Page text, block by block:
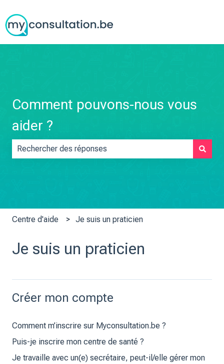
Comment pouvons-nous vous
aider ?
Centre d'aide Je suis un praticien
Je suis un praticien
Créer mon compte
Comment m’inscrire sur Myconsultation.be ?
Puis-je inscrire mon centre de santé ?
Je travaille avec un(e) secrétaire, peut-il/elle gérer mon